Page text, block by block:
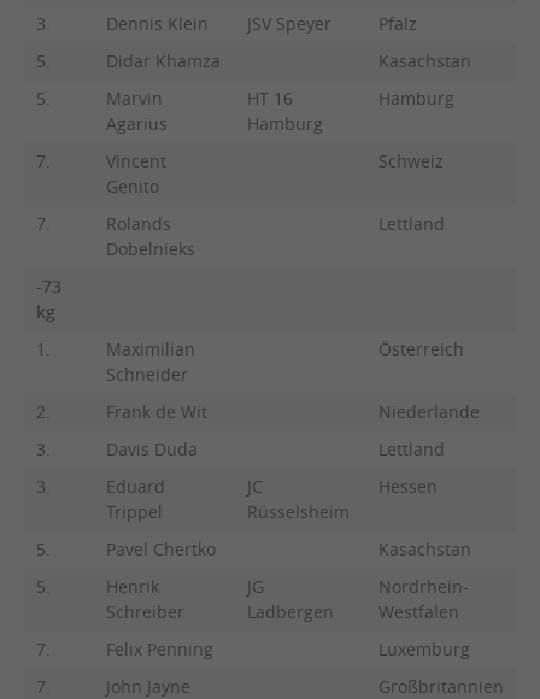
3. Dennis Klein JSV Speyer
Pfalz
5.
Didar Khamza
Kasachstan
5.
Marvin
Agarius
HT 16
Hamburg
Hamburg
7.
Vincent
Genito
Schweiz
7.
Rolands
Dobelnieks
Lettland
-73
kg
1.
Maximilian
Schneider
Österreich
2. Frank de Wit
Niederlande
3.
Davis Duda
Lettland
3.
Eduard
Trippel
JC
Rüsselsheim
Hessen
5. Pavel Chertko
Kasachstan
5.
Henrik
Schreiber
JG
Ladbergen
Nordrhein-
Westfalen
7.
Felix Penning
Luxemburg
7.
John Jayne
Großbritannien